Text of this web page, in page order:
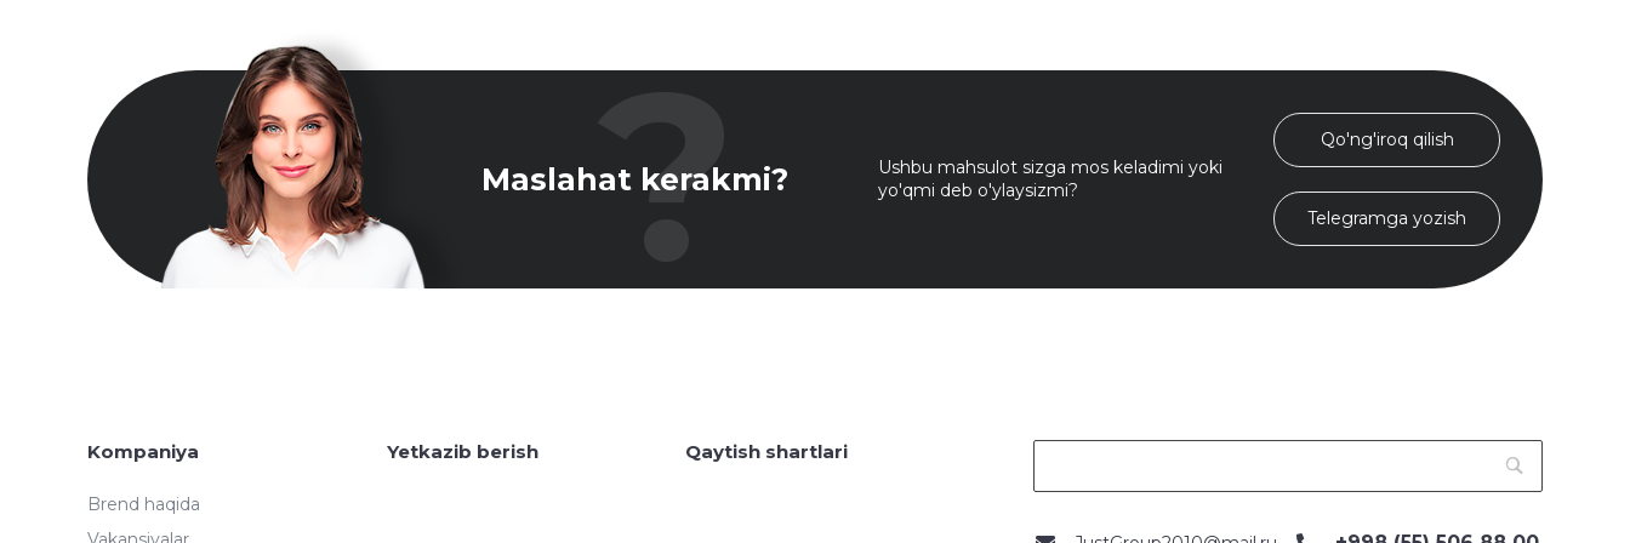
Maslahat kerakmi?
Ushbu mahsulot sizga mos keladimi yoki
yo'qmi deb o'ylaysizmi?
Qo'ng'iroq qilish
Telegramga yozish
Kompaniya
Brend haqida
Yetkazib berish Qaytish shartlari